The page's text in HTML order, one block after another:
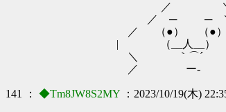
／
／ ─ ─
／ （●） （●） ＼ 降って
| （__人__
＼ ｀⌒´ ,／ 今忙しいだ
／ ー‐
141 ： ◆Tm8JW8S2MY ：2023/10/19(木)